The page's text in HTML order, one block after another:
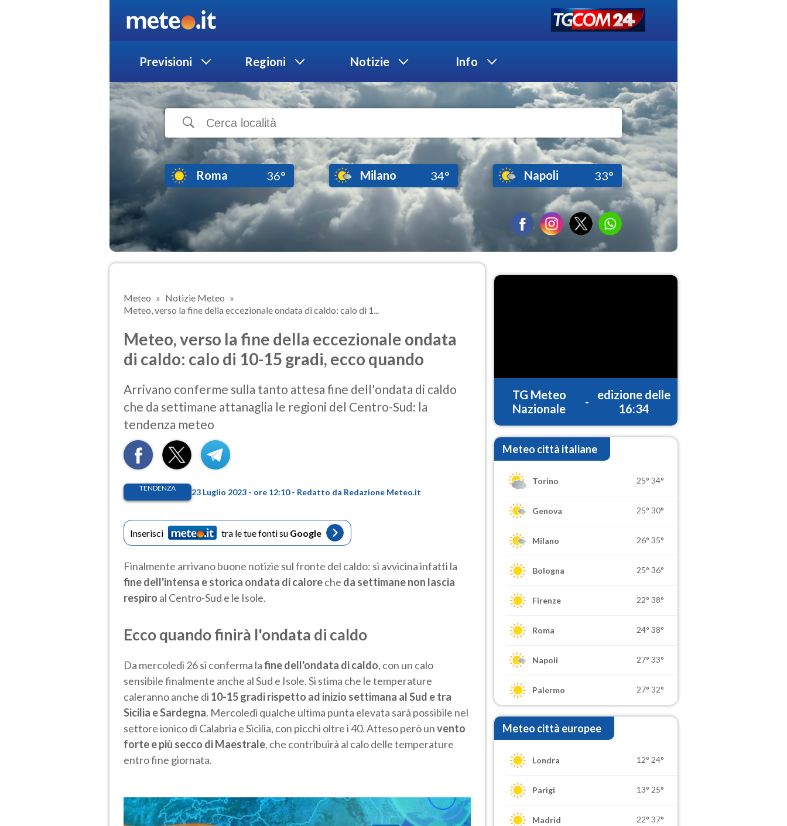
Previsioni Regioni Notizie Info
Roma 36° Milano 34° Napoli 33°
Meteo
Notizie Meteo
Meteo, verso la fine della eccezionale ondata di caldo: calo di 1...
Meteo, verso la fine della eccezionale ondata
di caldo: calo di 10-15 gradi, ecco quando
Arrivano conferme sulla tanto attesa fine dell'ondata di caldo
che da settimane attanaglia le regioni del Centro-Sud: la
tendenza meteo
TENDENZA 23 Luglio 2023 - ore 12:10 - Redatto da Redazione Meteo.it
Inserisci tra le tue fonti su Google
Finalmente arrivano buone notizie sul fronte del caldo: si avvicina infatti la
fine dell'intensa e storica ondata di caloreche da settimane non lascia
respiro al Centro-Sud e le Isole.
Ecco quando finirà l'ondata di caldo
Da mercoledì 26 si conferma lafine dell'ondata di caldo, con un calo
sensibile finalmente anche al Sud e Isole. Si stima che le temperature
caleranno anche di 10-15 gradi rispetto ad inizio settimana al Sud e tra
Sicilia e Sardegna. Mercoledì qualche ultima punta elevata sarà possibile nel
settore ionico di Calabria e Sicilia, con picchi oltre i 40. Atteso però unvento
forte e più secco di Maestrale, che contribuirà al calo delle temperature
entro fine giornata.
TG Meteo
Nazionale
-
edizione delle
16:34
Meteo città italiane
Torino 25° 34°
Genova 25° 30°
Milano 26° 35°
Bologna 25° 36°
Firenze 22° 38°
Roma 24° 38°
Napoli 27° 33°
Palermo 27° 32°
Meteo città europee
Londra 12° 24°
Parigi 13° 25°
Madrid 22° 37°